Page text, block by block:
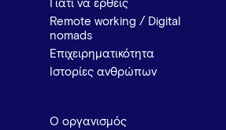
Γιατί να έρθεις
Remote working / Digital
nomads
Επιχειρηματικότητα
Ιστορίες ανθρώπων
Ο οργανισμός